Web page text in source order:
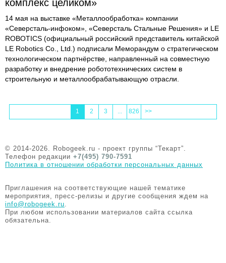
комплекс целиком»
14 мая на выставке «Металлообработка» компании
«Северсталь-инфоком», «Северсталь Стальные Решения» и LE
ROBOTICS (официальный российский представитель китайской
LE Robotics Co., Ltd.) подписали Меморандум о стратегическом
технологическом партнёрстве, направленный на совместную
разработку и внедрение робототехнических систем в
строительную и металлообрабатывающую отрасли.
1 2 3 ... 826 >>
© 2014-2026. Robogeek.ru - проект группы “Текарт”.
Телефон редакции +7(495) 790-7591
Политика в отношении обработки персональных данных
Приглашения на соответствующие нашей тематике
мероприятия, пресс-релизы и другие сообщения ждем на
info@robogeek.ru.
При любом использовании материалов сайта ссылка
обязательна.